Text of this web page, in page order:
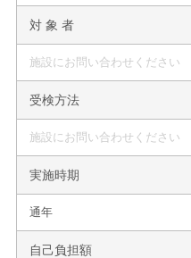
対 象 者
施設にお問い合わせください
受検方法
施設にお問い合わせください
実施時期
通年
自己負担額